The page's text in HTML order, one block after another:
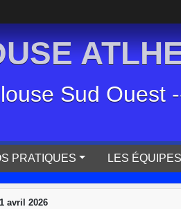
Sud Ouest
PRATIQUES LES ÉQUIPES
avril 2026